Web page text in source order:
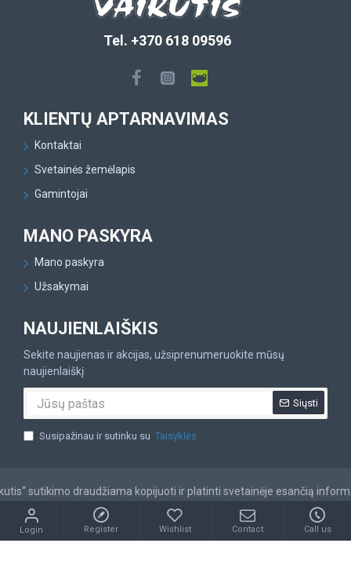
Tel. +370 618 09596
KLIENTŲ APTARNAVIMAS
Kontaktai
Svetainės žemėlapis
Gamintojai
MANO PASKYRA
Mano paskyra
Užsakymai
NAUJIENLAIŠKIS
Sekite naujienas ir akcijas, užsiprenumeruokite mūsų
naujienlaiškį
Siųsti
Susipažinau ir sutinku su Taisyklės
sutikimo draudžiama kopijuoti ir platinti svetainėje esančią
Login Register Wishlist Contact Call us